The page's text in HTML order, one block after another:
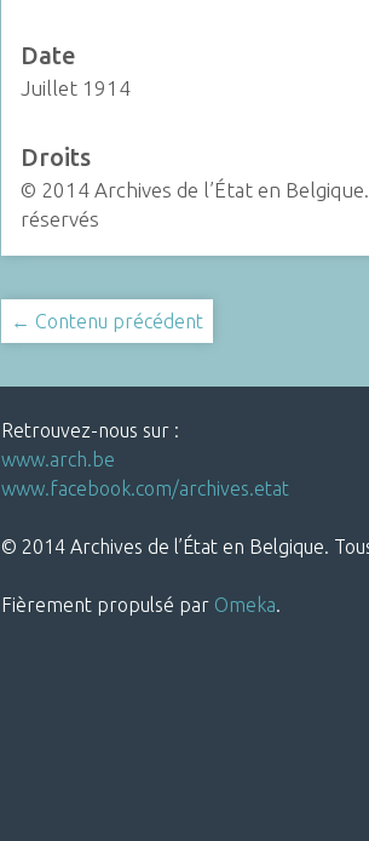
Date
Juillet 1914
Droits
© 2014 Archives de l’État en
réservés
← Contenu précédent
Retrouvez-nous sur :
www.arch.be
www.facebook.com/archives.etat
© 2014 Archives de l’État en Belgique.
Fièrement propulsé par Omeka.